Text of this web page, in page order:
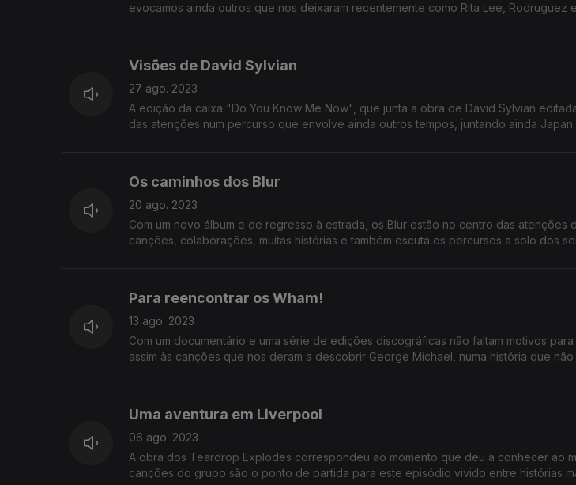
evocamos ainda outros que nos deixaram recentemente como Rita Lee, Rodruguez
Visões de David Sylvian
27 ago. 2023
A edição da caixa "Do You Know Me Now", que junta a obra de David Sylvian
das atenções num percurso que envolve ainda outros tempos, juntando ainda Japan
Os caminhos dos Blur
20 ago. 2023
Com um novo álbum e de regresso à estrada, os Blur estão no centro das
canções, colaborações, muitas histórias e também escuta os percursos a solo dos
Para reencontrar os Wham!
13 ago. 2023
Com um documentário e uma série de edições discográficas não faltam motivos
assim às canções que nos deram a descobrir George Michael, numa história que
Uma aventura em Liverpool
06 ago. 2023
A obra dos Teardrop Explodes correspondeu ao momento que deu a conhecer ao
canções do grupo são o ponto de partida para este episódio vivido entre histórias